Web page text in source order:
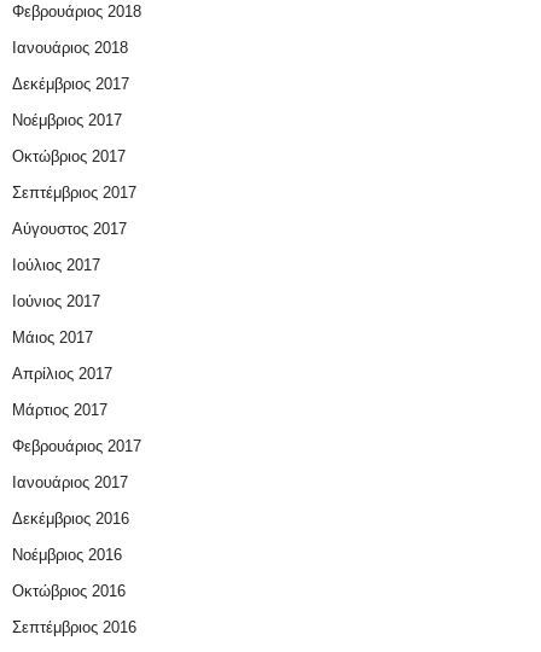
Φεβρουάριος 2018
Ιανουάριος 2018
Δεκέμβριος 2017
Νοέμβριος 2017
Οκτώβριος 2017
Σεπτέμβριος 2017
Αύγουστος 2017
Ιούλιος 2017
Ιούνιος 2017
Μάιος 2017
Απρίλιος 2017
Μάρτιος 2017
Φεβρουάριος 2017
Ιανουάριος 2017
Δεκέμβριος 2016
Νοέμβριος 2016
Οκτώβριος 2016
Σεπτέμβριος 2016